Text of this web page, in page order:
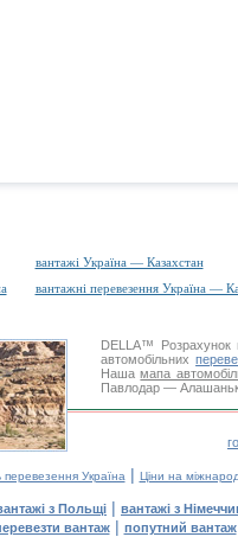
вантажі Україна — Казахстан
вантажні перевезення Україна —
DELLA™
Розрахунок
автомобільних
Нашамапа
Павлодар —
перевезення Україна | Ціни на
з Польщі | вантажі з
вантаж| попутний вантаж